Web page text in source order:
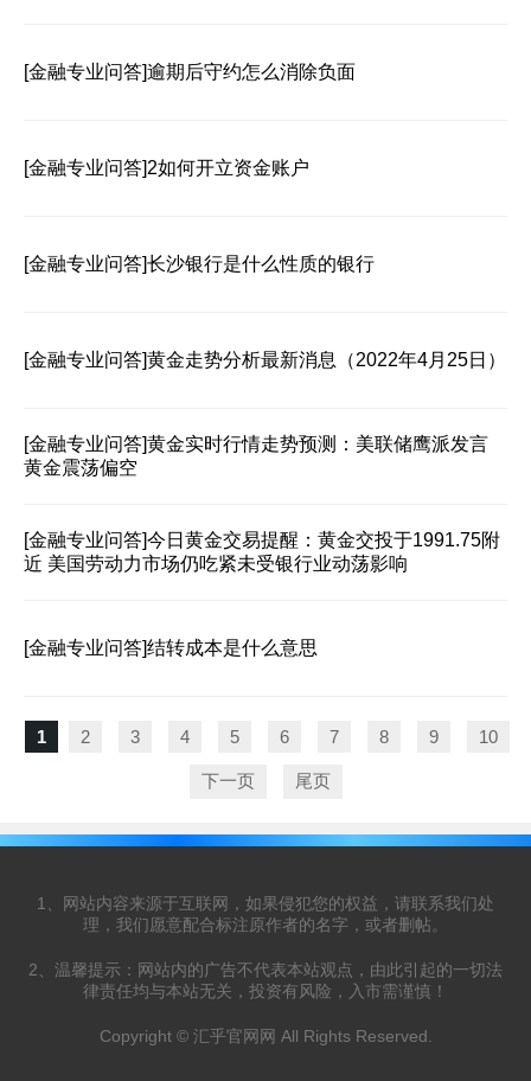
[金融专业问答]逾期后守约怎么消除负面
[金融专业问答]2如何开立资金账户
[金融专业问答]长沙银行是什么性质的银行
[金融专业问答]黄金走势分析最新消息（2022年4月25日）
[金融专业问答]黄金实时行情走势预测：美联储鹰派发言
黄金震荡偏空
[金融专业问答]今日黄金交易提醒：黄金交投于1991.75附
近 美国劳动力市场仍吃紧未受银行业动荡影响
[金融专业问答]结转成本是什么意思
1 2 3 4 5 6 7 8 9 10
下一页 尾页
1、网站内容来源于互联网，如果侵犯您的权益，请联系我们处
理，我们愿意配合标注原作者的名字，或者删帖。
2、温馨提示：网站内的广告不代表本站观点，由此引起的一切法
律责任均与本站无关，投资有风险，入市需谨慎！
Copyright © 汇乎官网网 All Rights Reserved.